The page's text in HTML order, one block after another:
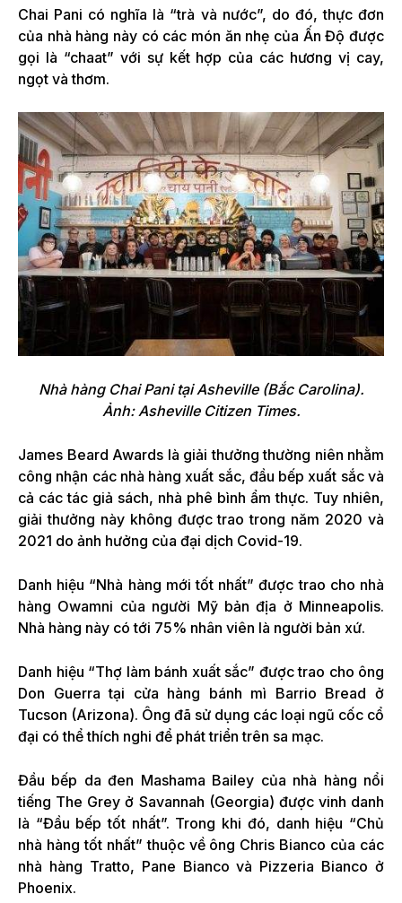
Chai Pani có nghĩa là “trà và nước”, do đó, thực đơn
của nhà hàng này có các món ăn nhẹ của Ấn Độ được
gọi là “chaat” với sự kết hợp của các hương vị cay,
ngọt và thơm.
Nhà hàng Chai Pani tại Asheville (Bắc Carolina).
Ảnh: Asheville Citizen Times.
James Beard Awards là giải thưởng thường niên nhằm
công nhận các nhà hàng xuất sắc, đầu bếp xuất sắc và
cả các tác giả sách, nhà phê bình ẩm thực. Tuy nhiên,
giải thưởng này không được trao trong năm 2020 và
2021 do ảnh hưởng của đại dịch Covid-19.
Danh hiệu “Nhà hàng mới tốt nhất” được trao cho nhà
hàng Owamni của người Mỹ bản địa ở Minneapolis.
Nhà hàng này có tới 75% nhân viên là người bản xứ.
Danh hiệu “Thợ làm bánh xuất sắc” được trao cho ông
Don Guerra tại cửa hàng bánh mì Barrio Bread ở
Tucson (Arizona). Ông đã sử dụng các loại ngũ cốc cổ
đại có thể thích nghi để phát triển trên sa mạc.
Đầu bếp da đen Mashama Bailey của nhà hàng nổi
tiếng The Grey ở Savannah (Georgia) được vinh danh
là “Đầu bếp tốt nhất”. Trong khi đó, danh hiệu “Chủ
nhà hàng tốt nhất” thuộc về ông Chris Bianco của các
nhà hàng Tratto, Pane Bianco và Pizzeria Bianco ở
Phoenix.